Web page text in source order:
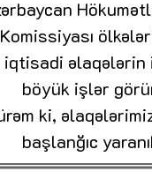
Komissiyası
iqtisadi əlaqələrin
böyük işlər
ki,
başlanğıc